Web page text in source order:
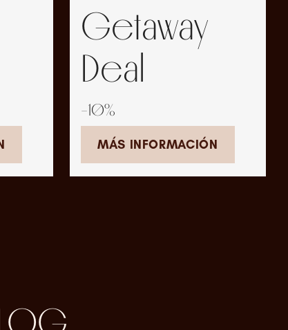
Getaway
Deal
-10%
MÁS INFORMACIÓN